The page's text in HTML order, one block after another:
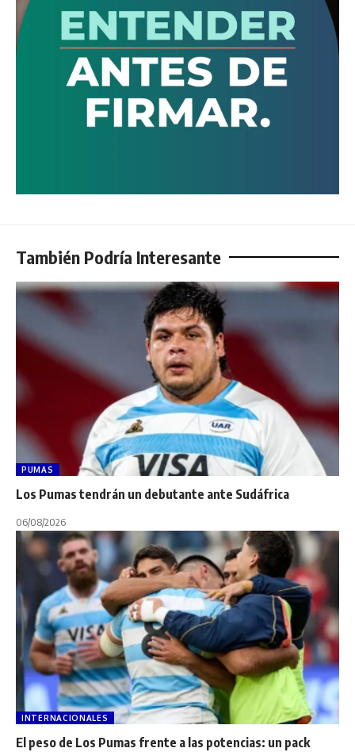
También Podría Interesante
PUMAS
Los Pumas tendrán un debutante ante Sudáfrica
06/08/2026
INTERNACIONALES
El peso de Los Pumas frente a las potencias: un pack